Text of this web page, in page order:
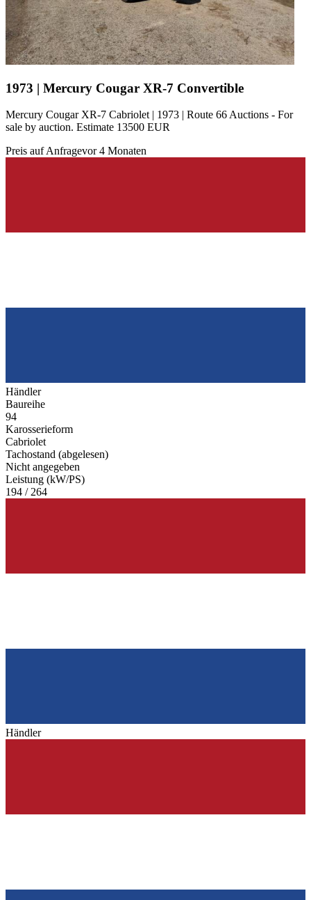
1973 | Mercury Cougar XR-7 Convertible
Mercury Cougar XR-7 Cabriolet | 1973 | Route 66 Auctions - For
sale by auction. Estimate 13500 EUR
Preis auf Anfragevor 4 Monaten
Händler
Baureihe
94
Karosserieform
Cabriolet
Tachostand (abgelesen)
Nicht angegeben
Leistung (kW/PS)
194 / 264
Händler